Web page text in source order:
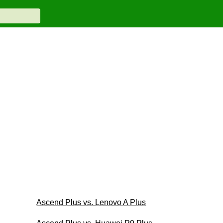
Ascend Plus vs. Lenovo A Plus